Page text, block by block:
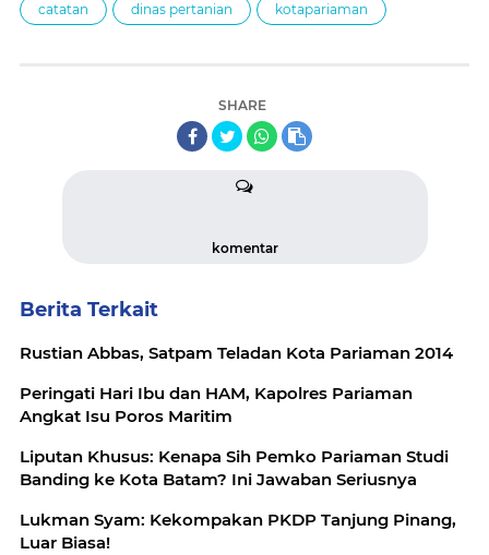
catatan dinas pertanian kotapariaman
SHARE
komentar
Berita Terkait
Rustian Abbas, Satpam Teladan Kota Pariaman 2014
Peringati Hari Ibu dan HAM, Kapolres Pariaman
Angkat Isu Poros Maritim
Liputan Khusus: Kenapa Sih Pemko Pariaman Studi
Banding ke Kota Batam? Ini Jawaban Seriusnya
Lukman Syam: Kekompakan PKDP Tanjung Pinang,
Luar Biasa!